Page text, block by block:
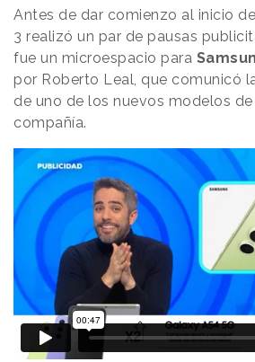
Antes de dar comienzo al inicio de
3 realizó un par de pausas
fue un microespacio para
por Roberto Leal, que comunicó
de uno de los nuevos modelos
compañía.